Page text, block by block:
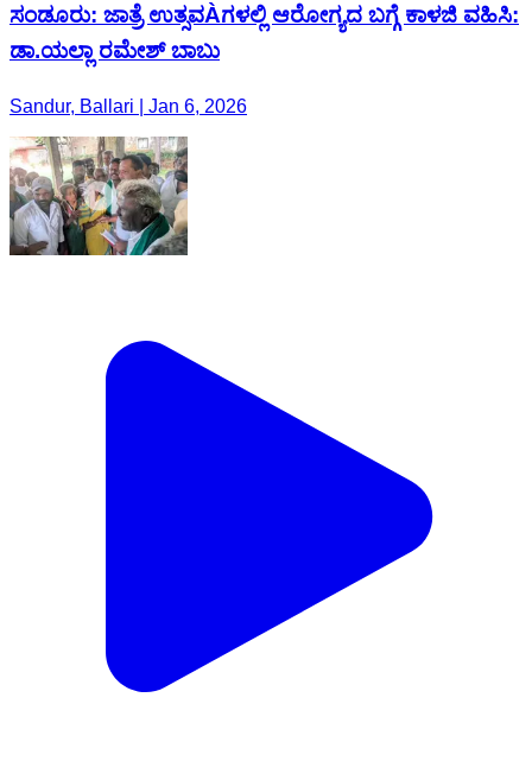
ಸಂಡೂರು: ಜಾತ್ರೆ ಉತ್ಸವÀಗಳಲ್ಲಿ ಆರೋಗ್ಯದ ಬಗ್ಗೆ ಕಾಳಜಿ ವಹಿಸಿ:
ಡಾ.ಯಲ್ಲಾ ರಮೇಶ್ ಬಾಬು
Sandur, Ballari | Jan 6, 2026